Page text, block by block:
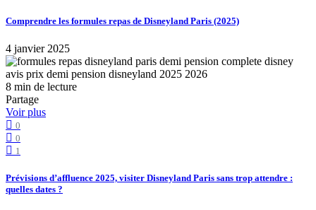
Comprendre les formules repas de Disneyland Paris (2025)
4 janvier 2025
8 min de lecture
Partage
Voir plus
0
0
1
Prévisions d’affluence 2025, visiter Disneyland Paris sans trop attendre :
quelles dates ?